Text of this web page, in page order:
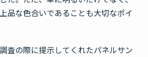
品な色合いであることも大切なポイ
査の際に提示してくれたパネルサン